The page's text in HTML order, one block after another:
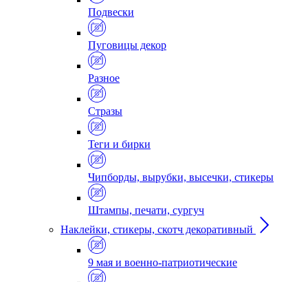
Подвески
Пуговицы декор
Разное
Стразы
Теги и бирки
Чипборды, вырубки, высечки, стикеры
Штампы, печати, сургуч
Наклейки, стикеры, скотч декоративный
9 мая и военно-патриотические